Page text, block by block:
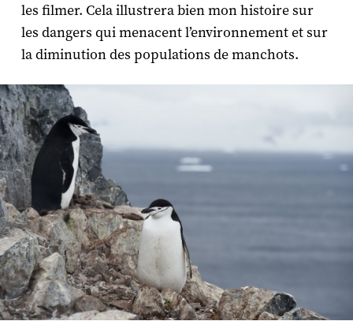
les filmer. Cela illustrera bien mon histoire sur
les dangers qui menacent l’environnement et sur
la diminution des populations de manchots.